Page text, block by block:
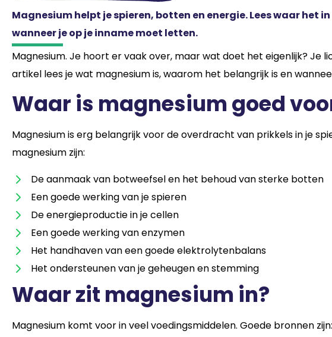
Magnesium helpt je spieren, botten en energie. Lees waar het
wanneer je op je inname moet letten.
Magnesium. Je hoort er vaak over, maar wat doet het eigenlijk? Je
artikel lees je wat magnesium is, waarom het belangrijk is en
Waar is magnesium goed
Magnesium is erg belangrijk voor de overdracht van prikkels in je
magnesium zijn:
De aanmaak van botweefsel en het behoud van sterke botten
Een goede werking van je spieren
De energieproductie in je cellen
Een goede werking van enzymen
Het handhaven van een goede elektrolytenbalans
Het ondersteunen van je geheugen en stemming
Waar zit magnesium in?
Magnesium komt voor in veel voedingsmiddelen. Goede bronnen zijn: